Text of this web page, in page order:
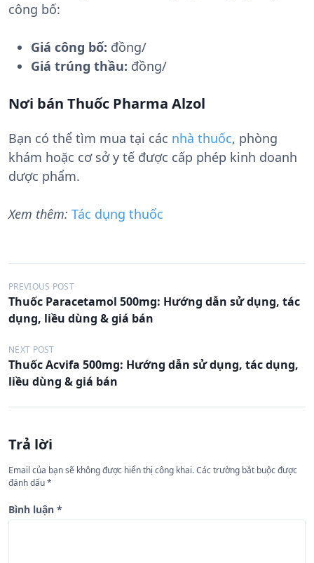
công bố:
Giá công bố: đồng/
Giá trúng thầu: đồng/
Nơi bán Thuốc Pharma Alzol
Bạn có thể tìm mua tại các nhà thuốc, phòng
khám hoặc cơ sở y tế được cấp phép kinh doanh
dược phẩm.
Xem thêm: Tác dụng thuốc
Đ
i
u
h
n
b
à
i
PREVIOUS POST
Thuốc Paracetamol 500mg: Hướng dẫn sử dụng, tác
dụng, liều dùng & giá bán
NEXT POST
Thuốc Acvifa 500mg: Hướng dẫn sử dụng, tác dụng,
liều dùng & giá bán
Trả lời
Email của bạn sẽ không được hiển thị công khai.Các trường bắt buộc được
đánh dấu*
Bình luận *